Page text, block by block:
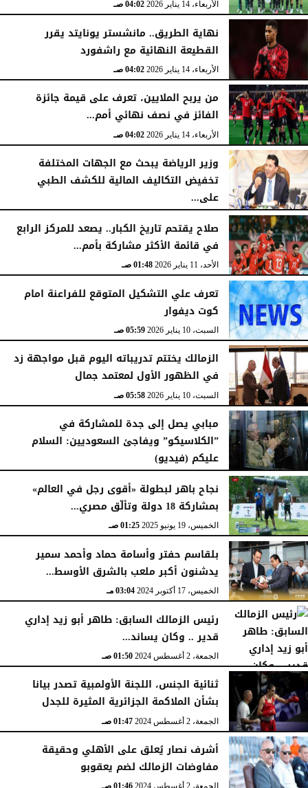
الأربعاء، 14 يناير 2026 04:02 صـ
نهاية الطريق.. مانشستر يونايتد يقرر
القطيعة النهائية مع راشفورد
الأربعاء، 14 يناير 2026 04:02 صـ
من يربح الملايين، تعرف على قيمة جائزة
الفائز في نصف نهائي أمم...
الأربعاء، 14 يناير 2026 04:02 صـ
وزير الرياضة يبحث مع الجهات المختلفة
تخفيض التكاليف المالية للكشف الطبي
على...
الأربعاء، 14 يناير 2026 03:56 صـ
صلاح يقتحم تاريخ الكبار.. يصعد للمركز الرابع
في قائمة الأكثر مشاركة بأمم...
الأحد، 11 يناير 2026 01:48 صـ
تعرف علي التشكيل المتوقع للفراعنة امام
كوت ديفوار
السبت، 10 يناير 2026 05:59 صـ
الزمالك يختتم تدريباته اليوم قبل مواجهة زد
في الظهور الأول لمعتمد جمال
السبت، 10 يناير 2026 05:58 صـ
مبابي يصل إلى جدة للمشاركة في
”الكلاسيكو” ويفاجئ السعوديين: السلام
عليكم (فيديو)
السبت، 10 يناير 2026 05:57 صـ
نجاح باهر لبطولة «أقوى رجل في العالم»
بمشاركة 18 دولة وتألّق مصري...
الخميس، 19 يونيو 2025 01:25 صـ
بلقاسم حفتر وأسامة حماد وأحمد سمير
يدشنون أكبر ملعب بالشرق الأوسط...
الخميس، 17 أكتوبر 2024 03:04 مـ
رئيس الزمالك السابق: طاهر أبو زيد إداري
قدير .. وكان يساند...
الجمعة، 2 أغسطس 2024 01:50 صـ
ثنائية الجنس، اللجنة الأولمبية تصدر بيانا
بشأن الملاكمة الجزائرية المثيرة للجدل
الجمعة، 2 أغسطس 2024 01:47 صـ
أشرف نصار يُعلق على الأهلي وحقيقة
مفاوضات الزمالك لضم يعقوبو